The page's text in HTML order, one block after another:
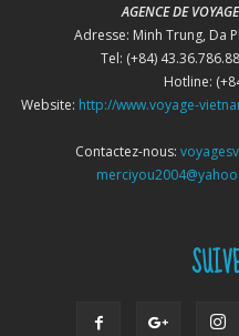
AGENCE DE
Adresse: Minh Trung, Da
Tel: (+84)
Hotline:
Website: http://www.voyage-
Contactez-nous: